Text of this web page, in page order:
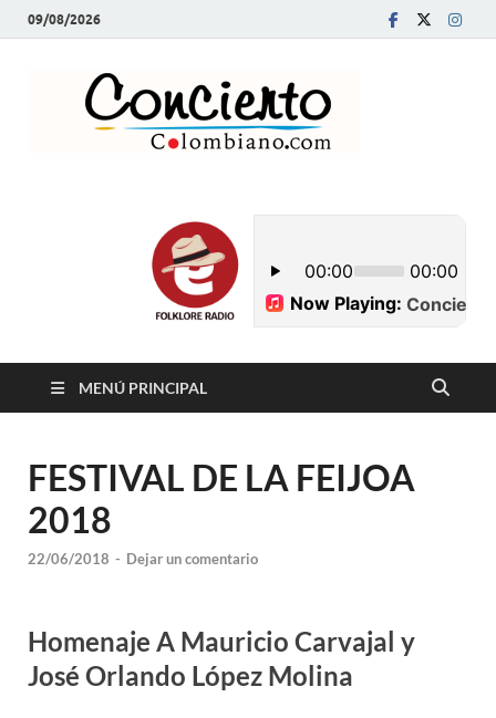
09/08/2026
MENÚ PRINCIPAL
FESTIVAL DE LA FEIJOA
2018
22/06/2018 - Dejar un comentario
Homenaje A Mauricio Carvajal y
José Orlando López Molina